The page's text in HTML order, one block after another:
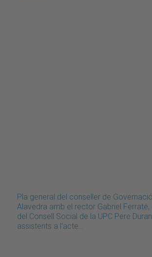
Pla general del conseller de
Alavedra amb el rector Gabriel Ferraté,
del Consell Social de la UPC Pere
assistents a l'acte…